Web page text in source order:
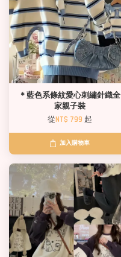
＊藍色系條紋愛心刺繡針織全
家親子裝
從NT$ 799 起
加入購物車